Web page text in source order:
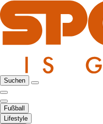
Suchen
Fußball
Lifestyle